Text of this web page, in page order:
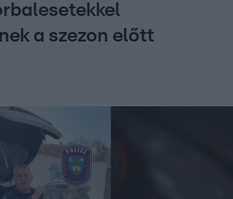
a szezon előtt